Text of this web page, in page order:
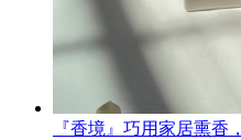
『香境』巧用家居熏香